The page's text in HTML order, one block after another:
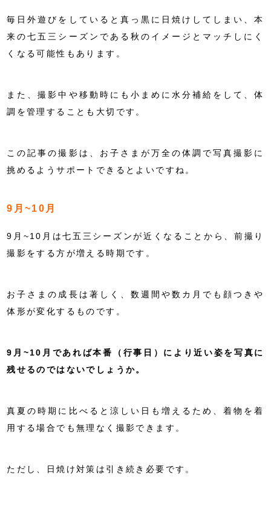
毎日外遊びをしていると真っ黒に日焼けしてしまい、本
来の七五三シーズンである秋のイメージとマッチしにく
くなる可能性もあります。
また、撮影中や移動時にも小まめに水分補給をして、体
調を管理することも大切です。
この記事の撮影は、お子さまが万全の体調で写真撮影に
挑めるようサポートできるとよいですね。
9月~10月
9月~10月は七五三シーズンが近くなることから、前撮り
撮影をする方が増える時期です。
お子さまの成長は著しく、数週間や数カ月でも顔つきや
体形が変化するものです。
9月~10月であれば本番（行事日）により近い姿を写真に
残せるのではないでしょうか。
真夏の時期に比べると涼しい日も増えるため、着物を着
用する場合でも無理なく撮影できます。
ただし、日焼け対策は引き続き必要です。